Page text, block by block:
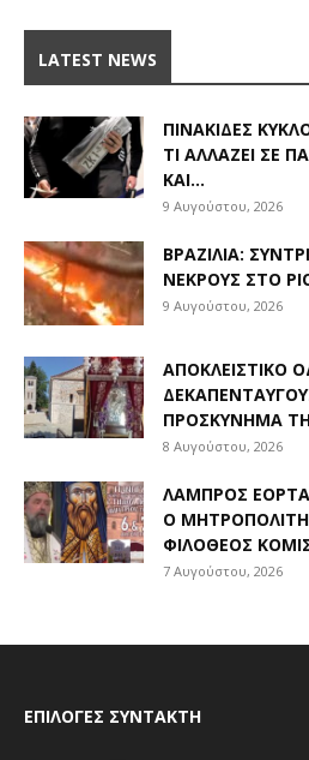
LATEST NEWS
ΠΙΝΑΚΊΔΕΣ
ΤΙ ΑΛΛΆΖΕΙ ΣΕ
ΚΑΙ...
9 Αυγούστου, 2026
ΒΡΑΖΙΛΊΑ:
ΝΕΚΡΟΎΣ ΣΤΟ
9 Αυγούστου, 2026
ΑΠΟΚΛΕΙΣΤΙΚΟ
ΠΡΟΣΚΎΝΗΜΑ
8 Αυγούστου, 2026
ΛΑΜΠΡΌΣ
Ο
ΦΙΛΌΘΕΟΣ
7 Αυγούστου, 2026
ΕΠΙΛΟΓΈΣ ΣΥΝΤΆΚΤΗ